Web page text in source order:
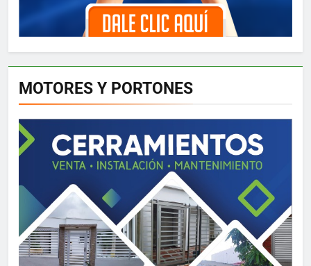
MOTORES Y PORTONES